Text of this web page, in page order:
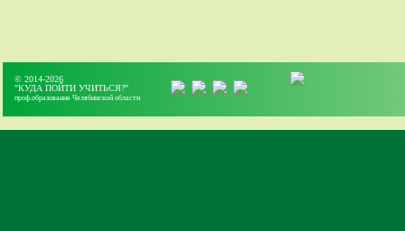
© 2014-2026
"КУДА ПОЙТИ УЧИТЬСЯ?"
проф.образование Челябинской области